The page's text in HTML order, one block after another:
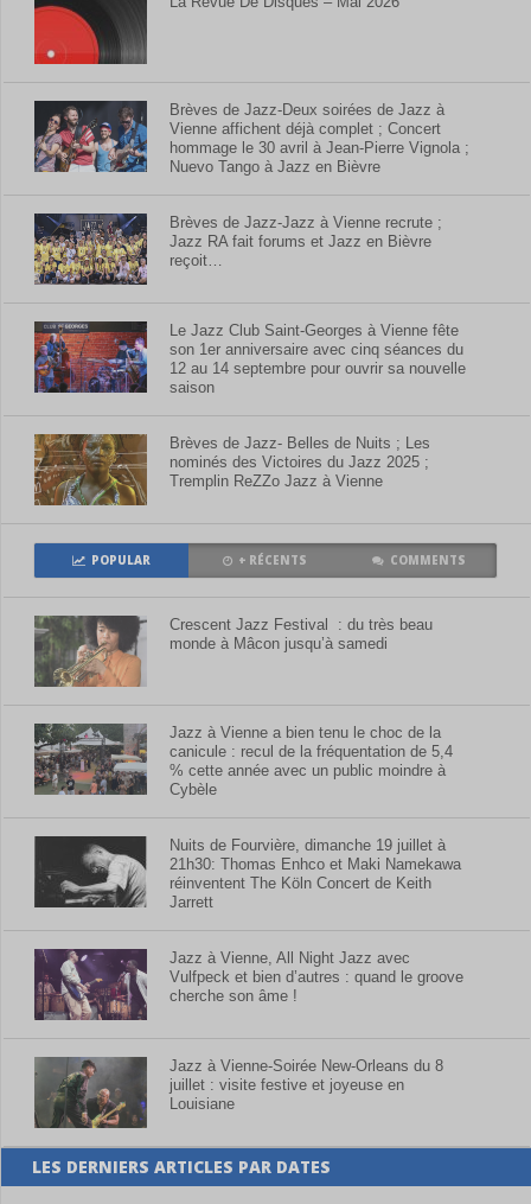
Brèves de Jazz-Deux soirées de Jazz à
Vienne affichent déjà complet ; Concert
hommage le 30 avril à Jean-Pierre Vignola ;
Nuevo Tango à Jazz en Bièvre
Brèves de Jazz-Jazz à Vienne recrute ;
Jazz RA fait forums et Jazz en Bièvre
reçoit…
Le Jazz Club Saint-Georges à Vienne fête
son 1er anniversaire avec cinq séances du
12 au 14 septembre pour ouvrir sa nouvelle
saison
Brèves de Jazz- Belles de Nuits ; Les
nominés des Victoires du Jazz 2025 ;
Tremplin ReZZo Jazz à Vienne
POPULAR + RÉCENTS COMMENTS
Crescent Jazz Festival : du très beau
monde à Mâcon jusqu’à samedi
Jazz à Vienne a bien tenu le choc de la
canicule : recul de la fréquentation de 5,4
% cette année avec un public moindre à
Cybèle
Nuits de Fourvière, dimanche 19 juillet à
21h30: Thomas Enhco et Maki Namekawa
réinventent The Köln Concert de Keith
Jarrett
Jazz à Vienne, All Night Jazz avec
Vulfpeck et bien d’autres : quand le groove
cherche son âme !
Jazz à Vienne-Soirée New-Orleans du 8
juillet : visite festive et joyeuse en
Louisiane
LES DERNIERS ARTICLES PAR DATES